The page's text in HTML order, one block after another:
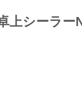
上シーラ